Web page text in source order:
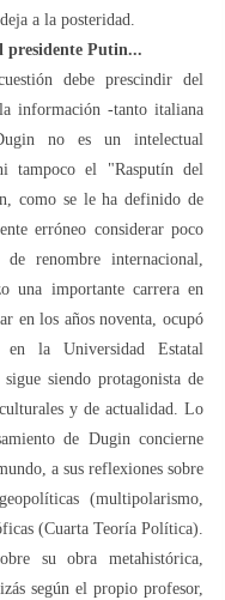
a la posteridad.
presidente Putin...
debe prescindir del
información -tanto italiana
no es un intelectual
tampoco el "Rasputín del
como se le ha definido de
erróneo considerar poco
renombre internacional,
una importante carrera en
en los años noventa, ocupó
la Universidad Estatal
siendo protagonista de
y de actualidad. Lo
de Dugin concierne
a sus reflexiones sobre
(multipolarismo,
(Cuarta Teoría Política).
su obra metahistórica,
según el propio profesor,